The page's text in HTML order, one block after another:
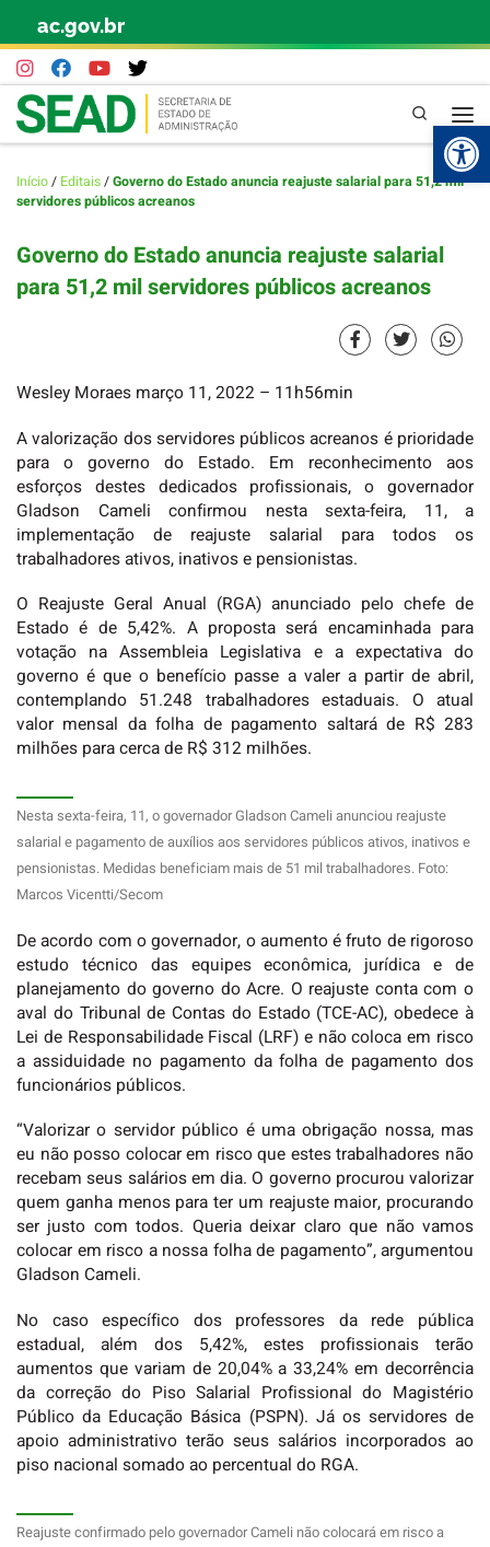
Skip to content
ac.gov.br
Pesquisa
Início/ Editais/Governo do Estado anuncia reajuste salarial para 51,2 mil
servidores públicos acreanos
Governo do Estado anuncia reajuste salarial
para 51,2 mil servidores públicos acreanos
Wesley Moraes março 11, 2022 – 11h56min
A valorização dos servidores públicos acreanos é prioridade
para o governo do Estado. Em reconhecimento aos
esforços destes dedicados profissionais, o governador
Gladson Cameli confirmou nesta sexta-feira, 11, a
implementação de reajuste salarial para todos os
trabalhadores ativos, inativos e pensionistas.
O Reajuste Geral Anual (RGA) anunciado pelo chefe de
Estado é de 5,42%. A proposta será encaminhada para
votação na Assembleia Legislativa e a expectativa do
governo é que o benefício passe a valer a partir de abril,
contemplando 51.248 trabalhadores estaduais. O atual
valor mensal da folha de pagamento saltará de R$ 283
milhões para cerca de R$ 312 milhões.
Nesta sexta-feira, 11, o governador Gladson Cameli anunciou reajuste
salarial e pagamento de auxílios aos servidores públicos ativos, inativos e
pensionistas. Medidas beneficiam mais de 51 mil trabalhadores. Foto:
Marcos Vicentti/Secom
De acordo com o governador, o aumento é fruto de rigoroso
estudo técnico das equipes econômica, jurídica e de
planejamento do governo do Acre. O reajuste conta com o
aval do Tribunal de Contas do Estado (TCE-AC), obedece à
Lei de Responsabilidade Fiscal (LRF) e não coloca em risco
a assiduidade no pagamento da folha de pagamento dos
funcionários públicos.
“Valorizar o servidor público é uma obrigação nossa, mas
eu não posso colocar em risco que estes trabalhadores não
recebam seus salários em dia. O governo procurou valorizar
quem ganha menos para ter um reajuste maior, procurando
ser justo com todos. Queria deixar claro que não vamos
colocar em risco a nossa folha de pagamento”, argumentou
Gladson Cameli.
No caso específico dos professores da rede pública
estadual, além dos 5,42%, estes profissionais terão
aumentos que variam de 20,04% a 33,24% em decorrência
da correção do Piso Salarial Profissional do Magistério
Público da Educação Básica (PSPN). Já os servidores de
apoio administrativo terão seus salários incorporados ao
piso nacional somado ao percentual do RGA.
Reajuste confirmado pelo governador Cameli não colocará em risco a